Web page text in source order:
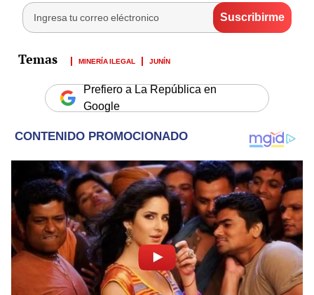
MINERÍA ILEGAL JUNÍN
Prefiero a La República en
Google